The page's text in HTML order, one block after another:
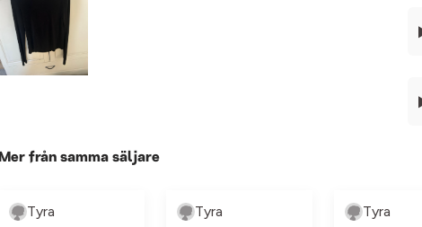
Mer från samma säljare
Tyra Tyra Tyra